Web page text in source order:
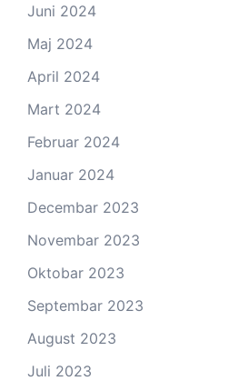
Juni 2024
Maj 2024
April 2024
Mart 2024
Februar 2024
Januar 2024
Decembar 2023
Novembar 2023
Oktobar 2023
Septembar 2023
August 2023
Juli 2023